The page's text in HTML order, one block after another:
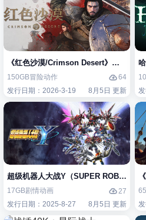
《红色沙漠/Crimson Desert》免安装中
150GB冒险动作
64
发行日期：2026-3-19
8月5日 更新
超级机器人大战Y（SUPER ROBOT
17GB剧情动画
27
发行日期：2025-8-27
8月5日 更新